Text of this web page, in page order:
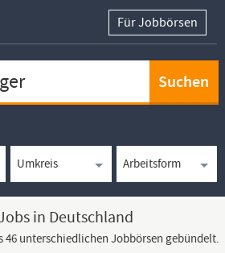
Für Jobbörsen
in Deutschland
46 unterschiedlichen Jobbörsen gebündelt.